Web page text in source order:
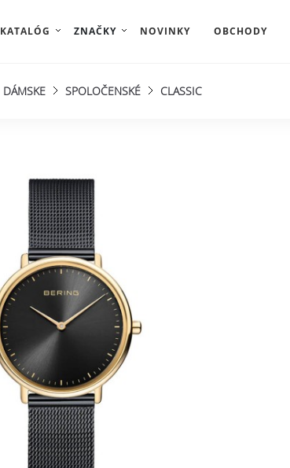
KATALÓG ZNAČKY NOVINKY OBCHODY
DÁMSKE SPOLOČENSKÉ CLASSIC